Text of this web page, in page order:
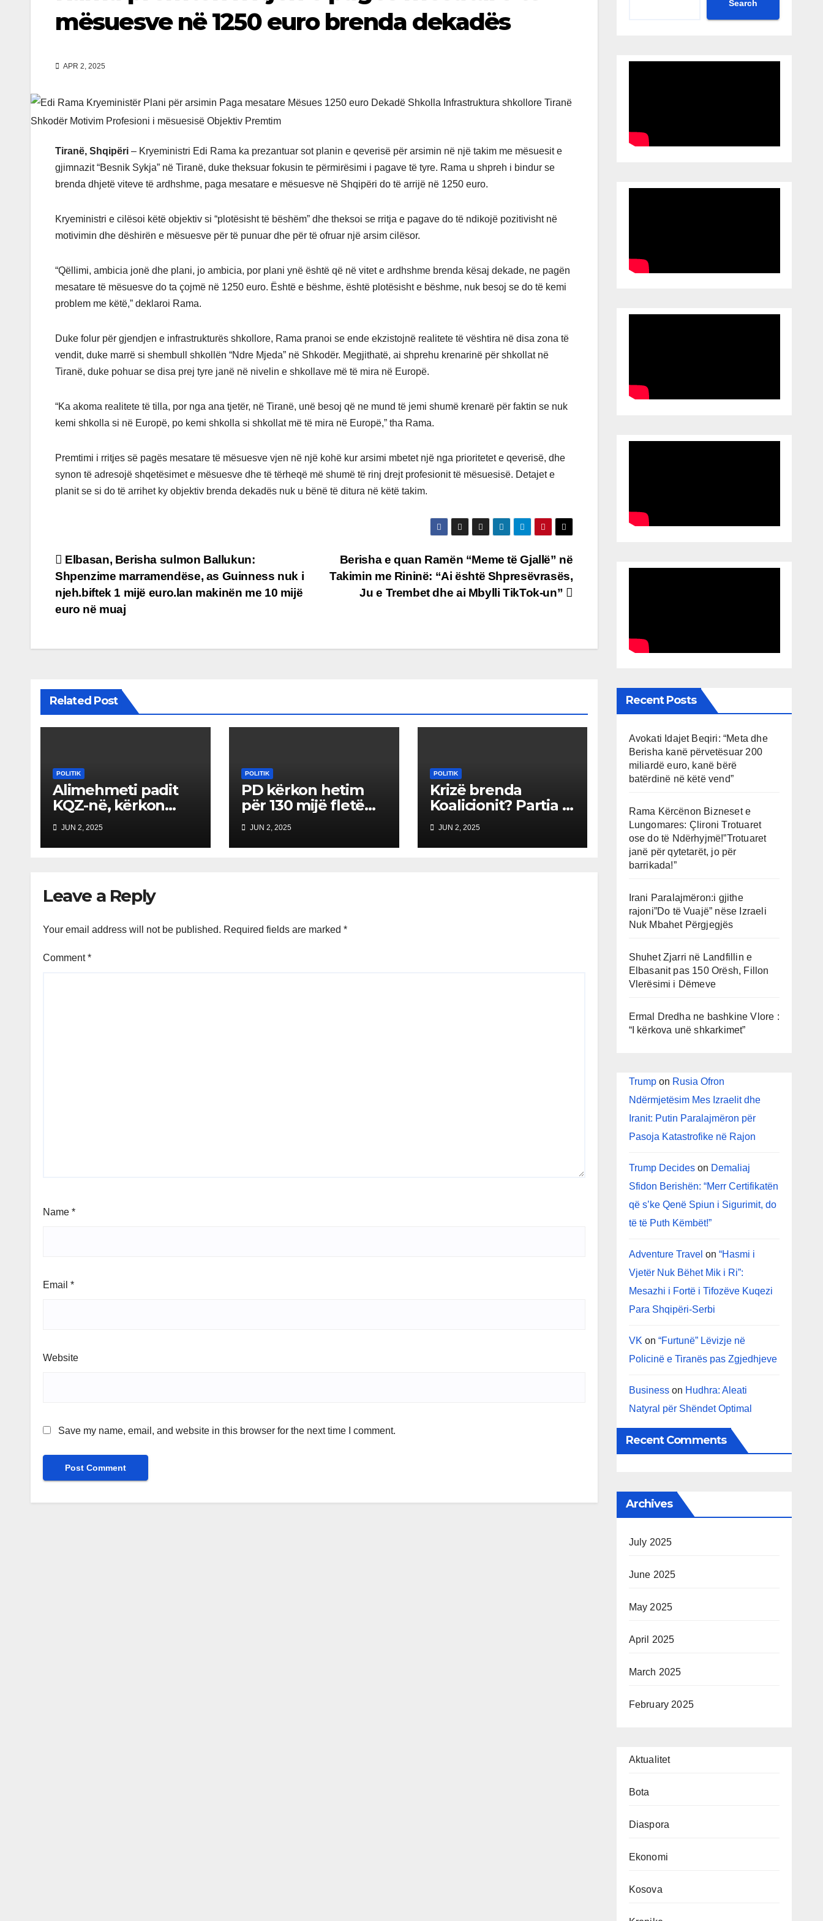
mësuesve në 1250 euro brenda dekadës
APR 2, 2025
Tiranë, Shqipëri – Kryeministri Edi Rama ka prezantuar sot planin e qeverisë për arsimin në një takim me mësuesit e
gjimnazit “Besnik Sykja” në Tiranë, duke theksuar fokusin te përmirësimi i pagave të tyre. Rama u shpreh i bindur se
brenda dhjetë viteve të ardhshme, paga mesatare e mësuesve në Shqipëri do të arrijë në 1250 euro.
Kryeministri e cilësoi këtë objektiv si “plotësisht të bëshëm” dhe theksoi se rritja e pagave do të ndikojë pozitivisht në
motivimin dhe dëshirën e mësuesve për të punuar dhe për të ofruar një arsim cilësor.
“Qëllimi, ambicia jonë dhe plani, jo ambicia, por plani ynë është që në vitet e ardhshme brenda kësaj dekade, ne pagën
mesatare të mësuesve do ta çojmë në 1250 euro. Është e bëshme, është plotësisht e bëshme, nuk besoj se do të kemi
problem me këtë,” deklaroi Rama.
Duke folur për gjendjen e infrastrukturës shkollore, Rama pranoi se ende ekzistojnë realitete të vështira në disa zona të
vendit, duke marrë si shembull shkollën “Ndre Mjeda” në Shkodër. Megjithatë, ai shprehu krenarinë për shkollat në
Tiranë, duke pohuar se disa prej tyre janë në nivelin e shkollave më të mira në Europë.
“Ka akoma realitete të tilla, por nga ana tjetër, në Tiranë, unë besoj që ne mund të jemi shumë krenarë për faktin se nuk
kemi shkolla si në Europë, po kemi shkolla si shkollat më të mira në Europë,” tha Rama.
Premtimi i rritjes së pagës mesatare të mësuesve vjen në një kohë kur arsimi mbetet një nga prioritetet e qeverisë, dhe
synon të adresojë shqetësimet e mësuesve dhe të tërheqë më shumë të rinj drejt profesionit të mësuesisë. Detajet e
planit se si do të arrihet ky objektiv brenda dekadës nuk u bënë të ditura në këtë takim.
Post
navigation
Berisha e quan Ramën “Meme të Gjallë” në
Takimin me Rininë: “Ai është Shpresëvrasës,
Ju e Trembet dhe ai Mbylli TikTok-un”
Elbasan, Berisha sulmon Ballukun:
Shpenzime marramendëse, as Guinness nuk i
njeh.biftek 1 mijë euro.lan makinën me 10 mijë
euro në muaj
Related Post
POLITIK
Alimehmeti padit
KQZ-në, kërkon
rinumërimin e
votave në Tiranë
JUN 2, 2025
POLITIK
PD kërkon hetim
për 130 mijë fletë
votimi të zhdukura:
“Ku janë?”
JUN 2, 2025
POLITIK
Krizë brenda
Koalicionit? Partia e
Lirisë kërkon
rinumërimin e
votave në Kavajë,
JUN 2, 2025
Leave a Reply
Your email address will not be published. Required fields are marked *
Comment*
Name *
Email *
Website
Save my name, email, and website in this browser for the next time I comment.
Search
Recent Posts
Avokati Idajet Beqiri: “Meta dhe
Berisha kanë përvetësuar 200
miliardë euro, kanë bërë
batërdinë në këtë vend”
Rama Kërcënon Bizneset e
Lungomares: Çlironi Trotuaret
ose do të Ndërhyjmë!”Trotuaret
janë për qytetarët, jo për
barrikada!”
Irani Paralajmëron:i gjithe
rajoni”Do të Vuajë” nëse Izraeli
Nuk Mbahet Përgjegjës
Shuhet Zjarri në Landfillin e
Elbasanit pas 150 Orësh, Fillon
Vlerësimi i Dëmeve
Ermal Dredha ne bashkine Vlore :
“I kërkova unë shkarkimet”
Trumpon Rusia Ofron
Ndërmjetësim Mes Izraelit dhe
Iranit: Putin Paralajmëron për
Pasoja Katastrofike në Rajon
Trump Decideson Demaliaj
Sfidon Berishën: “Merr Certifikatën
që s’ke Qenë Spiun i Sigurimit, do
të të Puth Këmbët!”
Adventure Travel on “Hasmi i
Vjetër Nuk Bëhet Mik i Ri”:
Mesazhi i Fortë i Tifozëve Kuqezi
Para Shqipëri-Serbi
VK on “Furtunë” Lëvizje në
Policinë e Tiranës pas Zgjedhjeve
Businesson Hudhra: Aleati
Natyral për Shëndet Optimal
Recent Comments
Archives
July 2025
June 2025
May 2025
April 2025
March 2025
February 2025
Aktualitet
Bota
Diaspora
Ekonomi
Kosova